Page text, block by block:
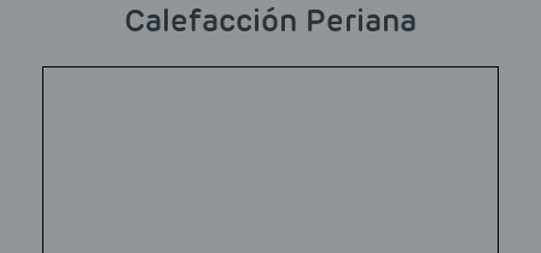
Calefacción Periana